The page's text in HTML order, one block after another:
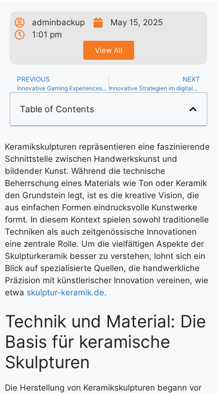
adminbackup
May 15, 2025
1:01 pm
View All
PREVIOUS
Innovative Gaming Experiences: Die Rolle von Premium-Kasino-Erlebnissen in der Kulturinsel Bramfeld
NEXT
Innovative Strategien im digitalen Business: Ein Blick auf Branchenentwicklungen
Table of Contents
Keramikskulpturen repräsentieren eine faszinierende
Schnittstelle zwischen Handwerkskunst und
bildender Kunst. Während die technische
Beherrschung eines Materials wie Ton oder Keramik
den Grundstein legt, ist es die kreative Vision, die
aus einfachen Formen eindrucksvolle Kunstwerke
formt. In diesem Kontext spielen sowohl traditionelle
Techniken als auch zeitgenössische Innovationen
eine zentrale Rolle. Um die vielfältigen Aspekte der
Skulpturkeramik besser zu verstehen, lohnt sich ein
Blick auf spezialisierte Quellen, die handwerkliche
Präzision mit künstlerischer Innovation vereinen, wie
etwa skulptur-keramik.de.
Technik und Material: Die
Basis für keramische
Skulpturen
Die Herstellung von Keramikskulpturen begann vor